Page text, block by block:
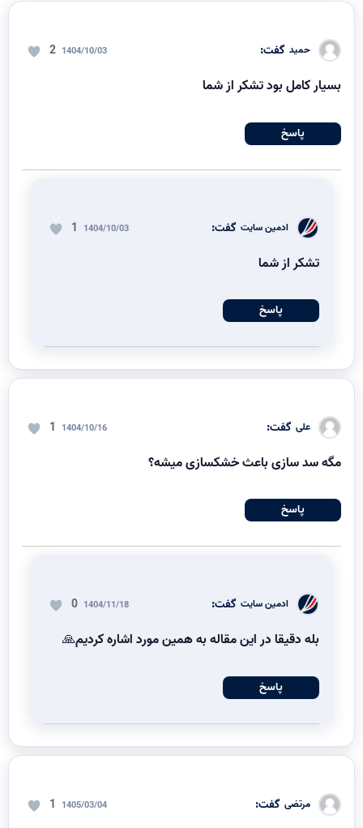
حمید گفت: 1404/10/03
2
بسیار کامل بود تشکر از شما
پاسخ
ادمین سایت گفت: 1404/10/03
1
تشکر از شما
پاسخ
علی گفت: 1404/10/16
1
مگه سد سازی باعث خشکسازی میشه؟
پاسخ
ادمین سایت گفت: 1404/11/18
0
بله دقیقا در این مقاله به همین مورد اشاره کردیم🙏
پاسخ
مرتضی گفت: 1405/03/04
1